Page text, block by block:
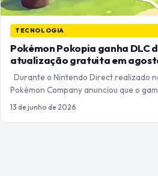
TECNOLOGIA
Pokémon Pokopia ganha DLC
atualização gratuita em
Durante o Nintendo Direct realizado
Pokémon Company anunciou que o
13 de junho de 2026